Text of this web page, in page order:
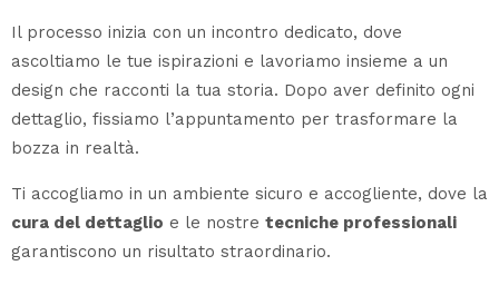
Il processo inizia con un incontro dedicato, dove
ascoltiamo le tue ispirazioni e lavoriamo insieme a un
design che racconti la tua storia. Dopo aver definito ogni
dettaglio, fissiamo l’appuntamento per trasformare la
bozza in realtà.
Ti accogliamo in un ambiente sicuro e accogliente, dove la
cura del dettaglio e le nostre tecniche professionali
garantiscono un risultato straordinario.